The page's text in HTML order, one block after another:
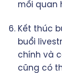
mối quan
Kết thúc
buổi
chính và
cũng có